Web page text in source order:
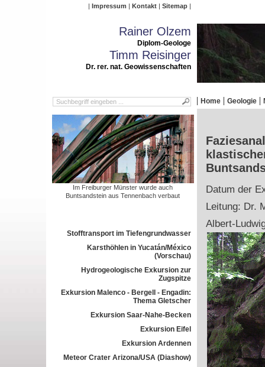
Impressum Kontakt Sitemap
Rainer Olzem
Diplom-Geologe
Timm Reisinger
Dr. rer. nat. Geowissenschaften
Home Geologie
Im Freiburger Münster wurde auch
Buntsandstein aus Tennenbach verbaut
Stofftransport im Tiefengrundwasser
Karsthöhlen in Yucatán/México
(Vorschau)
Hydrogeologische Exkursion zur
Zugspitze
Exkursion Malenco - Bergell - Engadin:
Thema Gletscher
Exkursion Saar-Nahe-Becken
Exkursion Eifel
Exkursion Ardennen
Meteor Crater Arizona/USA (Diashow)
Datum der
Leitung: Dr.
Albert-